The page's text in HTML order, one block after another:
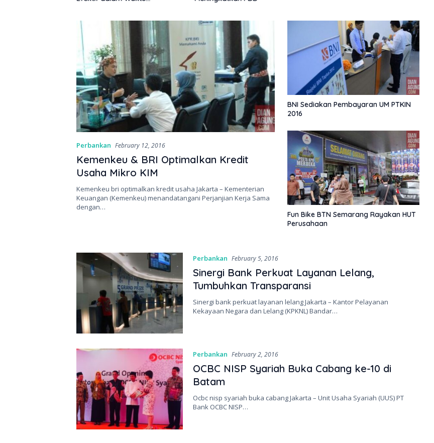
Perbankan February 12, 2016
Kemenkeu & BRI Optimalkan Kredit
Usaha Mikro KIM
Kemenkeu bri optimalkan kredit usaha Jakarta – Kementerian
Keuangan (Kemenkeu) menandatangani Perjanjian Kerja Sama
dengan…
BNI Sediakan Pembayaran UM PTKIN
2016
Fun Bike BTN Semarang Rayakan HUT
Perusahaan
Perbankan February 5, 2016
Sinergi Bank Perkuat Layanan Lelang,
Tumbuhkan Transparansi
Sinergi bank perkuat layanan lelang Jakarta – Kantor Pelayanan
Kekayaan Negara dan Lelang (KPKNL) Bandar…
Perbankan February 2, 2016
OCBC NISP Syariah Buka Cabang ke-10 di
Batam
Ocbc nisp syariah buka cabang Jakarta – Unit Usaha Syariah (UUS) PT
Bank OCBC NISP…